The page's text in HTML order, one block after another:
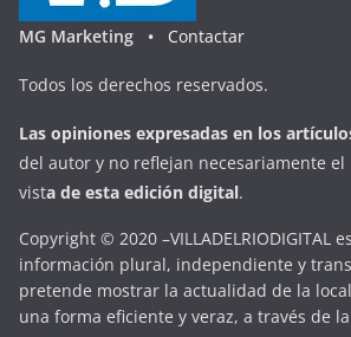
MG Marketing • Contactar
Todos los derechos reservados.
Las opiniones expresadas en los
del autor y no reflejan necesariamente el
vista de esta edición digital.
Copyright © 2020 –VILLADELRIODIGITAL
información plural, independiente y
pretende mostrar la actualidad de la
una forma eficiente y veraz, a través de